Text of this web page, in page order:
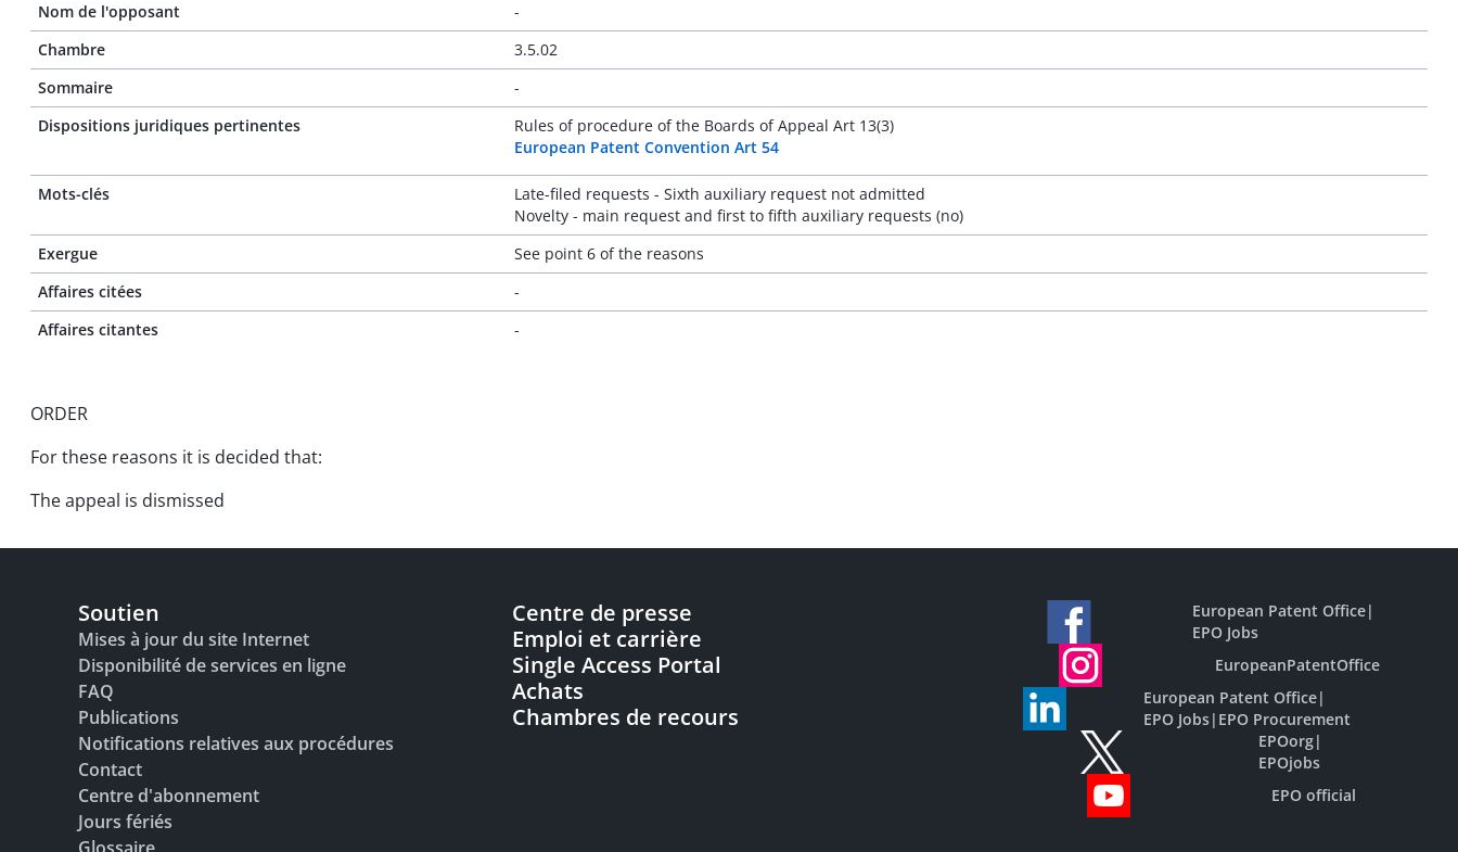
Nom de l'opposant
-
Chambre
3.5.02
Sommaire
-
Dispositions juridiques pertinentes
Rules of procedure of the Boards of Appeal Art 13(3)
European Patent Convention Art 54
Mots-clés
Late-filed requests - Sixth auxiliary request not admitted
Novelty - main request and first to fifth auxiliary requests (no)
Exergue
See point 6 of the reasons
Affaires citées
-
Affaires citantes
-
ORDER
For these reasons it is decided that:
The appeal is dismissed
Soutien
Mises à jour du site Internet
Disponibilité de services en ligne
FAQ
Publications
Notifications relatives aux procédures
Contact
Centre d'abonnement
Jours fériés
Centre de presse
Emploi et carrière
Single Access Portal
Achats
Chambres de recours
European Patent Office|
EPO Jobs
EuropeanPatentOffice
European Patent Office|
EPO Jobs| EPO Procurement
EPOorg|
EPOjobs
EPO official